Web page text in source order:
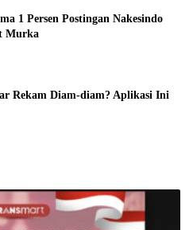
1 Persen Postingan Nakesindo
Murka
Rekam Diam-diam? Aplikasi Ini